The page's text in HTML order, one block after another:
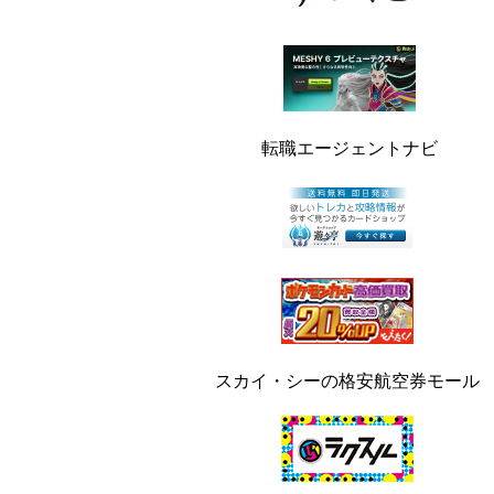
転職エージェントナビ
スカイ・シーの格安航空券モール